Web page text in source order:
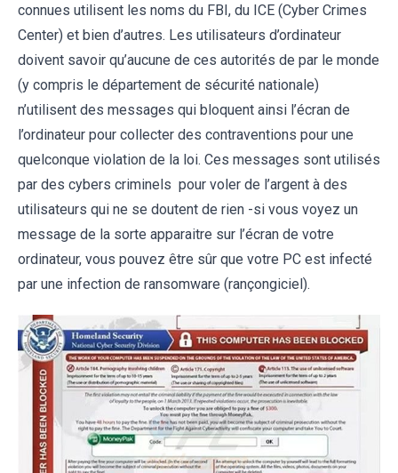
connues utilisent les noms du FBI, du ICE (Cyber Crimes
Center) et bien d’autres. Les utilisateurs d’ordinateur
doivent savoir qu’aucune de ces autorités de par le monde
(y compris le département de sécurité nationale)
n’utilisent des messages qui bloquent ainsi l’écran de
l’ordinateur pour collecter des contraventions pour une
quelconque violation de la loi. Ces messages sont utilisés
par des cybers criminels pour voler de l’argent à des
utilisateurs qui ne se doutent de rien -si vous voyez un
message de la sorte apparaitre sur l’écran de votre
ordinateur, vous pouvez être sûr que votre PC est infecté
par une infection de ransomware (rançongiciel).